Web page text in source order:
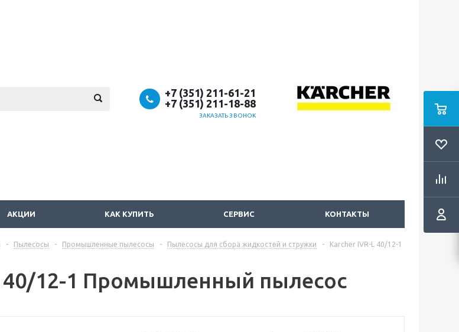
+7 (351) 211-61-21
+7 (351) 211-18-88
ЗАКАЗАТЬ ЗВОНОК
АКЦИИ КАК КУПИТЬ СЕРВИС КОНТАКТЫ
- Пылесосы - Промышленные пылесосы - Пылесосы для сбора жидкостей и стружки -
Karcher IVR-L 40/12-1
40/12-1 Промышленный пылесос